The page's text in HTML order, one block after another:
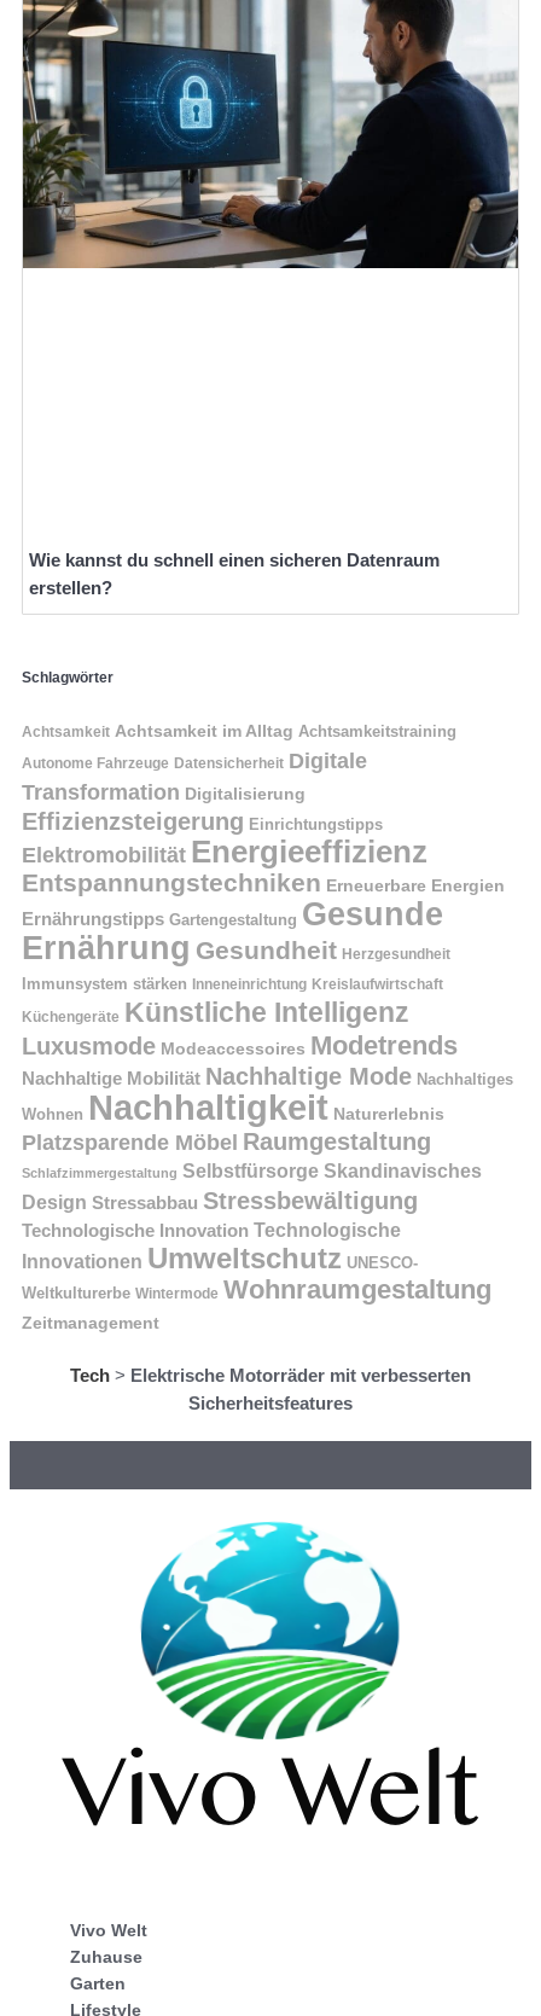
Wie kannst du schnell einen sicheren Datenraum
erstellen?
Schlagwörter
Achtsamkeit Achtsamkeit im Alltag Achtsamkeitstraining
Autonome Fahrzeuge Datensicherheit Digitale
Transformation Digitalisierung
Effizienzsteigerung Einrichtungstipps
Elektromobilität Energieeffizienz
Entspannungstechniken Erneuerbare Energien
Ernährungstipps Gartengestaltung Gesunde
Ernährung Gesundheit Herzgesundheit
Immunsystem stärken Inneneinrichtung Kreislaufwirtschaft
Küchengeräte Künstliche Intelligenz
Luxusmode Modeaccessoires Modetrends
Nachhaltige Mobilität Nachhaltige Mode Nachhaltiges
Wohnen Nachhaltigkeit Naturerlebnis
Platzsparende Möbel Raumgestaltung
Schlafzimmergestaltung Selbstfürsorge Skandinavisches
Design Stressabbau Stressbewältigung
Technologische Innovation Technologische
Innovationen Umweltschutz UNESCO-
Weltkulturerbe Wintermode Wohnraumgestaltung
Zeitmanagement
Tech > Elektrische Motorräder mit verbesserten
Sicherheitsfeatures
Vivo Welt
Zuhause
Garten
Lifestyle